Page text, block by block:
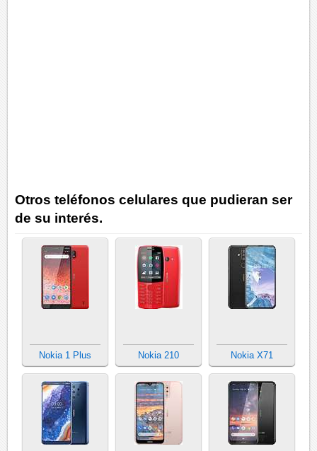
Otros teléfonos celulares que pudieran ser
de su interés.
Nokia 1 Plus Nokia 210 Nokia X71